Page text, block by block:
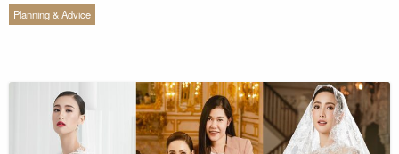
Planning & Advice